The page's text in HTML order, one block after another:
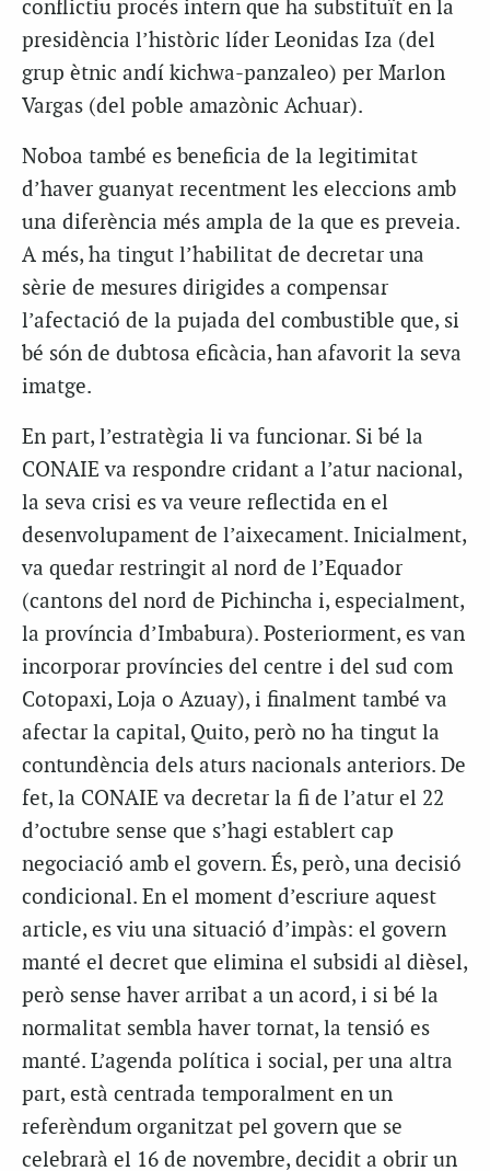
conflictiu procés intern que ha substituït en la
presidència l’històric líder Leonidas Iza (del
grup ètnic andí kichwa-panzaleo) per Marlon
Vargas (del poble amazònic Achuar).
Noboa també es beneficia de la legitimitat
d’haver guanyat recentment les eleccions amb
una diferència més ampla de la que es preveia.
A més, ha tingut l’habilitat de decretar una
sèrie de mesures dirigides a compensar
l’afectació de la pujada del combustible que, si
bé són de dubtosa eficàcia, han afavorit la seva
imatge.
En part, l’estratègia li va funcionar. Si bé la
CONAIE va respondre cridant a l’atur nacional,
la seva crisi es va veure reflectida en el
desenvolupament de l’aixecament. Inicialment,
va quedar restringit al nord de l’Equador
(cantons del nord de Pichincha i, especialment,
la província d’Imbabura). Posteriorment, es van
incorporar províncies del centre i del sud com
Cotopaxi, Loja o Azuay), i finalment també va
afectar la capital, Quito, però no ha tingut la
contundència dels aturs nacionals anteriors. De
fet, la CONAIE va decretar la fi de l’atur el 22
d’octubre sense que s’hagi establert cap
negociació amb el govern. És, però, una decisió
condicional. En el moment d’escriure aquest
article, es viu una situació d’impàs: el govern
manté el decret que elimina el subsidi al dièsel,
però sense haver arribat a un acord, i si bé la
normalitat sembla haver tornat, la tensió es
manté. L’agenda política i social, per una altra
part, està centrada temporalment en un
referèndum organitzat pel govern que se
celebrarà el 16 de novembre, decidit a obrir un